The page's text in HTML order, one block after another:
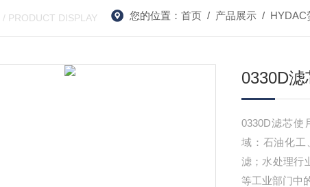
/ PRODUCT DISPLAY 您的位置： 首页/ 产品展示/ HYDAC
0330D
0330D滤芯使
域：石油化工
滤；水处理行
等工业部门中